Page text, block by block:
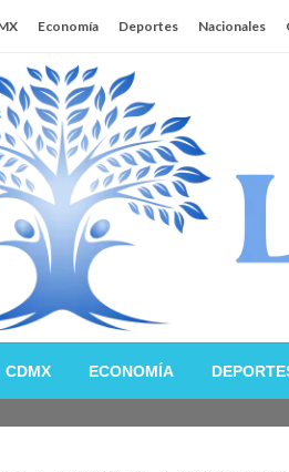
Economía Deportes Nacionales
MX
CDMX ECONOMÍA